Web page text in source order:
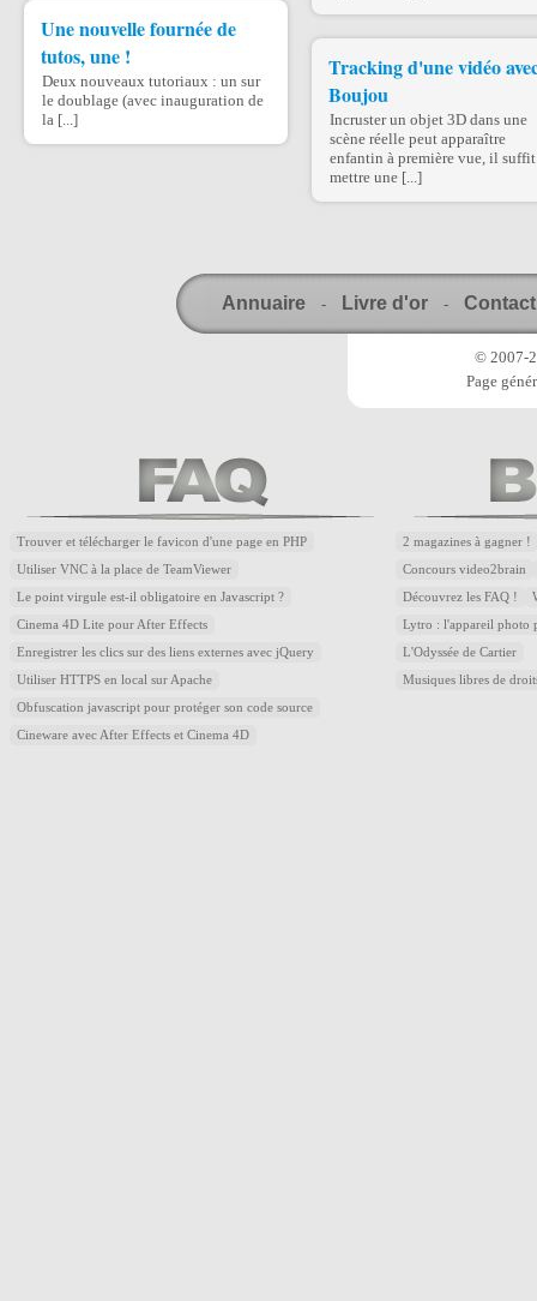
Une nouvelle fournée de
tutos, une !
Deux nouveaux tutoriaux : un sur
le doublage (avec inauguration de
la [...]
Tracking d'une vidéo
Boujou
Incruster un objet 3D dans une
scène réelle peut apparaître
enfantin à première vue, il
mettre une [...]
Annuaire - Livre d'or - Contact
© 2007-
Page
Trouver et télécharger le favicon d'une page en PHP
Utiliser VNC à la place de TeamViewer
Le point virgule est-il obligatoire en Javascript ?
Cinema 4D Lite pour After Effects
Enregistrer les clics sur des liens externes avec jQuery
Utiliser HTTPS en local sur Apache
Obfuscation javascript pour protéger son code source
Cineware avec After Effects et Cinema 4D
2 magazines à gagner !
Concours video2brain
Découvrez les FAQ !
Lytro : l'appareil photo
L'Odyssée de Cartier
Musiques libres de